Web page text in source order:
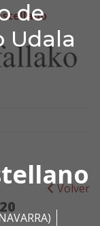
de
Udala
de
Volver